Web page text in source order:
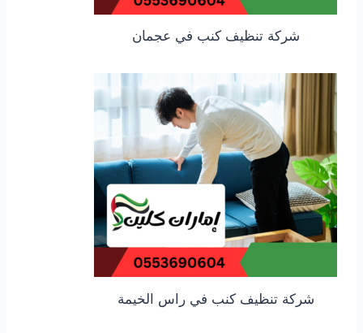
شركة تنظيف كنب في عجمان
شركة تنظيف كنب في راس الخيمة